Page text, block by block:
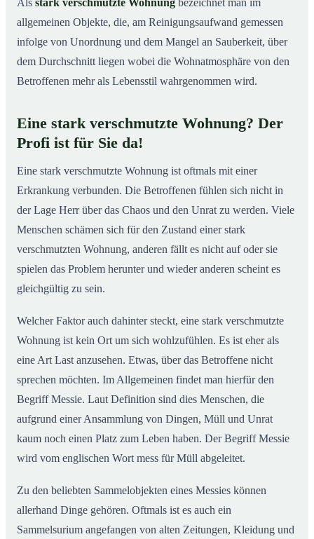
04Welche Vorteile bietet die Reinigung einer
verschmutzten Wohnung durch einen Profi?
05So reinigen unsere Profis stark verschmutzte
Als stark verschmutzte Wohnung bezeichnet man im
allgemeinen Objekte, die, am Reinigungsaufwand gemessen
infolge von Unordnung und dem Mangel an Sauberkeit, über
dem Durchschnitt liegen wobei die Wohnatmosphäre von den
Betroffenen mehr als Lebensstil wahrgenommen wird.
Eine stark verschmutzte Wohnung? Der
Profi ist für Sie da!
Eine stark verschmutzte Wohnung ist oftmals mit einer
Erkrankung verbunden. Die Betroffenen fühlen sich nicht in
der Lage Herr über das Chaos und den Unrat zu werden. Viele
Menschen schämen sich für den Zustand einer stark
verschmutzten Wohnung, anderen fällt es nicht auf oder sie
spielen das Problem herunter und wieder anderen scheint es
gleichgültig zu sein.
Welcher Faktor auch dahinter steckt, eine stark verschmutzte
Wohnung ist kein Ort um sich wohlzufühlen. Es ist eher als
eine Art Last anzusehen. Etwas, über das Betroffene nicht
sprechen möchten. Im Allgemeinen findet man hierfür den
Begriff Messie. Laut Definition sind dies Menschen, die
aufgrund einer Ansammlung von Dingen, Müll und Unrat
kaum noch einen Platz zum Leben haben. Der Begriff Messie
wird vom englischen Wort mess für Müll abgeleitet.
Zu den beliebten Sammelobjekten eines Messies können
allerhand Dinge gehören. Oftmals ist es auch ein
Sammelsurium angefangen von alten Zeitungen, Kleidung und